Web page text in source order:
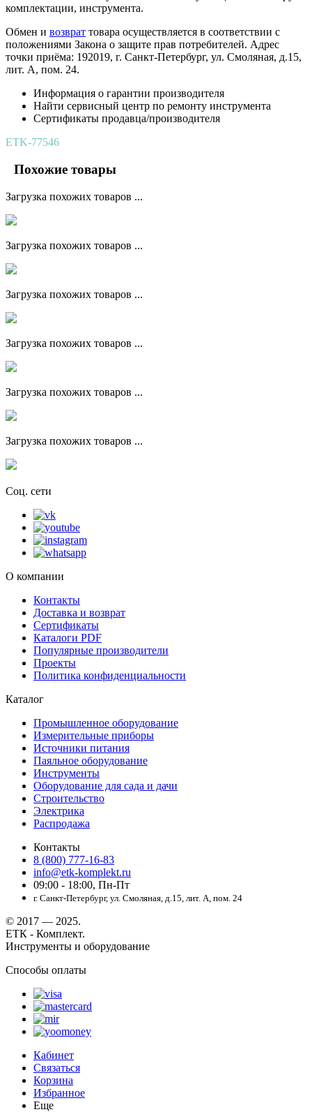
комплектации, инструмента.
Обмен и возврат товара осуществляется в соответствии с
положениями Закона о защите прав потребителей. Адрес
точки приёма: 192019, г. Санкт-Петербург, ул. Смоляная, д.15,
лит. А, пом. 24.
Информация о гарантии производителя
Найти сервисный центр по ремонту инструмента
Сертификаты продавца/производителя
ETK-77546
Похожие товары
Загрузка похожих товаров ...
Загрузка похожих товаров ...
Загрузка похожих товаров ...
Загрузка похожих товаров ...
Загрузка похожих товаров ...
Загрузка похожих товаров ...
Соц. сети
О компании
Контакты
Доставка и возврат
Сертификаты
Каталоги PDF
Популярные производители
Проекты
Политика конфиденциальности
Каталог
Промышленное оборудование
Измерительные приборы
Источники питания
Паяльное оборудование
Инструменты
Оборудование для сада и дачи
Строительство
Электрика
Распродажа
Контакты
8 (800) 777-16-83
info@etk-komplekt.ru
09:00 - 18:00, Пн-Пт
г. Санкт-Петербург, ул. Смоляная, д.15, лит. А, пом. 24
© 2017 — 2025.
ЕТК - Комплект.
Инструменты и оборудование
Способы оплаты
Кабинет
Связаться
Корзина
Избранное
Еще